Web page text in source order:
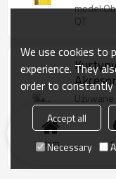
QT
QT
dom
We use cookies to
experience. They
order to
Accept all
Necessary